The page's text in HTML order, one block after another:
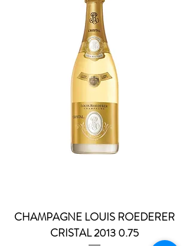
CHAMPAGNE LOUIS ROEDERER
CRISTAL 2013 0.75